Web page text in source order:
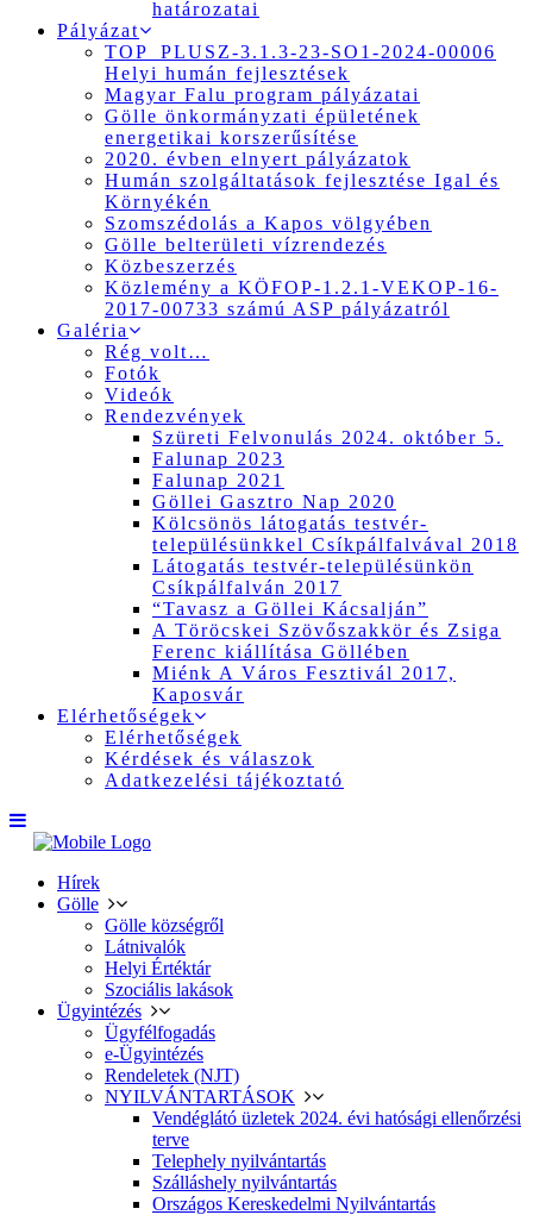
határozatai
Pályázat
TOP_PLUSZ-3.1.3-23-SO1-2024-00006
Helyi humán fejlesztések
Magyar Falu program pályázatai
Gölle önkormányzati épületének
energetikai korszerűsítése
2020. évben elnyert pályázatok
Humán szolgáltatások fejlesztése Igal és
Környékén
Szomszédolás a Kapos völgyében
Gölle belterületi vízrendezés
Közbeszerzés
Közlemény a KÖFOP-1.2.1-VEKOP-16-
2017-00733 számú ASP pályázatról
Galéria
Rég volt…
Fotók
Videók
Rendezvények
Szüreti Felvonulás 2024. október 5.
Falunap 2023
Falunap 2021
Göllei Gasztro Nap 2020
Kölcsönös látogatás testvér-
településünkkel Csíkpálfalvával 2018
Látogatás testvér-településünkön
Csíkpálfalván 2017
“Tavasz a Göllei Kácsalján”
A Töröcskei Szövőszakkör és Zsiga
Ferenc kiállítása Göllében
Miénk A Város Fesztivál 2017,
Kaposvár
Elérhetőségek
Elérhetőségek
Kérdések és válaszok
Adatkezelési tájékoztató
Hírek
Gölle
Gölle községről
Látnivalók
Helyi Értéktár
Szociális lakások
Ügyintézés
Ügyfélfogadás
e-Ügyintézés
Rendeletek (NJT)
NYILVÁNTARTÁSOK
Vendéglátó üzletek 2024. évi hatósági ellenőrzési
terve
Telephely nyilvántartás
Szálláshely nyilvántartás
Országos Kereskedelmi Nyilvántartás